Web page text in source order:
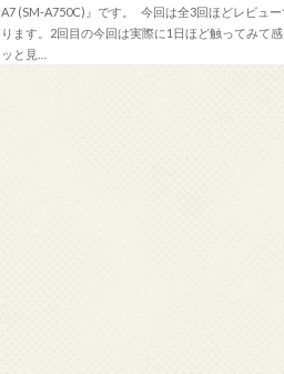
A7 (SM-A750C)』です。 今回は全3回ほどレビュ
ります。2回目の今回は実際に1日ほど触ってみて
ッと見…